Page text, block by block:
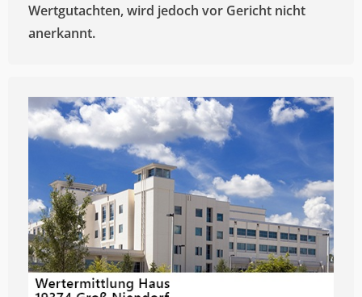
Wertgutachten, wird jedoch vor Gericht nicht
anerkannt.